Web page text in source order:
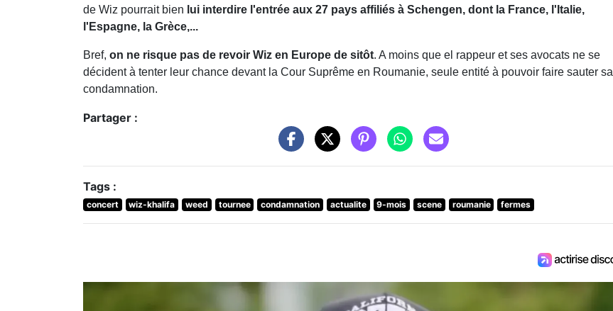
de Wiz pourrait bien lui interdire l'entrée aux 27 pays affiliés à Schengen, dont la France, l'Italie,
l'Espagne, la Grèce,...
Bref, on ne risque pas de revoir Wiz en Europe de sitôt. A moins que el rappeur et ses avocats ne se
décident à tenter leur chance devant la Cour Suprême en Roumanie, seule entité à pouvoir faire sauter sa
condamnation.
Partager :
Tags :
concert wiz-khalifa weed tournee condamnation actualite 9-mois scene roumanie fermes